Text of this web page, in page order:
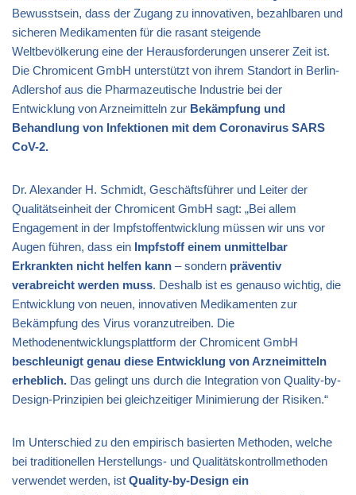
Bewusstsein, dass der Zugang zu innovativen, bezahlbaren und
sicheren Medikamenten für die rasant steigende
Weltbevölkerung eine der Herausforderungen unserer Zeit ist.
Die Chromicent GmbH unterstützt von ihrem Standort in Berlin-
Adlershof aus die Pharmazeutische Industrie bei der
Entwicklung von Arzneimitteln zur Bekämpfung und
Behandlung von Infektionen mit dem Coronavirus SARS
CoV-2.
Dr. Alexander H. Schmidt, Geschäftsführer und Leiter der
Qualitätseinheit der Chromicent GmbH sagt: „Bei allem
Engagement in der Impfstoffentwicklung müssen wir uns vor
Augen führen, dass ein Impfstoff einem unmittelbar
Erkrankten nicht helfen kann – sondern präventiv
verabreicht werden muss. Deshalb ist es genauso wichtig, die
Entwicklung von neuen, innovativen Medikamenten zur
Bekämpfung des Virus voranzutreiben. Die
Methodenentwicklungsplattform der Chromicent GmbH
beschleunigt genau diese Entwicklung von Arzneimitteln
erheblich. Das gelingt uns durch die Integration von Quality-by-
Design-Prinzipien bei gleichzeitiger Minimierung der Risiken.“
Im Unterschied zu den empirisch basierten Methoden, welche
bei traditionellen Herstellungs- und Qualitätskontrollmethoden
verwendet werden, ist Quality-by-Design ein